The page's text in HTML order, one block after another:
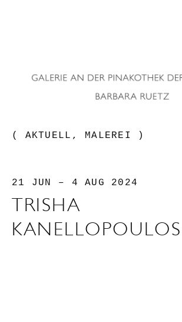
( AKTUELL, MALEREI )
21 JUN – 4 AUG 2024
TRISHA
KANELLOPOULOS